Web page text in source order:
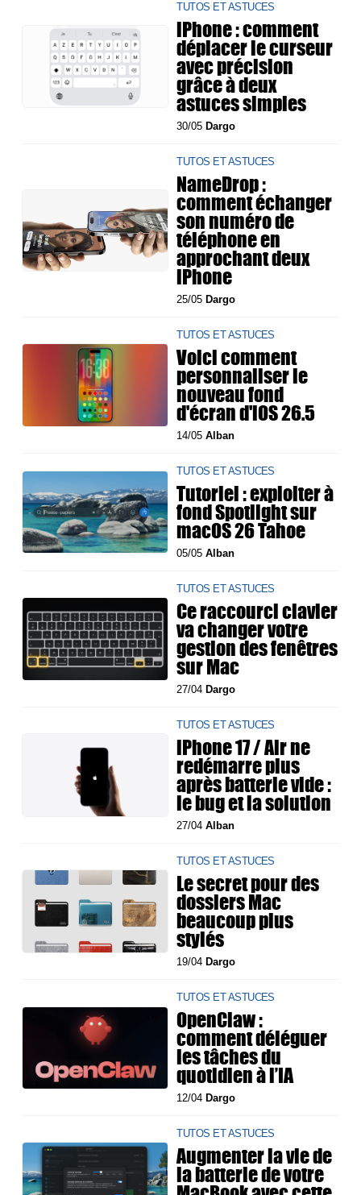
TUTOS ET ASTUCES
iPhone : comment
déplacer le curseur
avec précision
grâce à deux
astuces simples
30/05 Dargo
TUTOS ET ASTUCES
NameDrop :
comment échanger
son numéro de
téléphone en
approchant deux
iPhone
25/05 Dargo
TUTOS ET ASTUCES
Voici comment
personnaliser le
nouveau fond
d'écran d'iOS 26.5
14/05Alban
TUTOS ET ASTUCES
Tutoriel : exploiter à
fond Spotlight sur
macOS 26 Tahoe
05/05Alban
TUTOS ET ASTUCES
Ce raccourci clavier
va changer votre
gestion des fenêtres
sur Mac
27/04 Dargo
TUTOS ET ASTUCES
iPhone 17 / Air ne
redémarre plus
après batterie vide :
le bug et la solution
27/04Alban
TUTOS ET ASTUCES
Le secret pour des
dossiers Mac
beaucoup plus
stylés
19/04 Dargo
TUTOS ET ASTUCES
OpenClaw :
comment déléguer
les tâches du
quotidien à l’IA
12/04 Dargo
TUTOS ET ASTUCES
Augmenter la vie de
la batterie de votre